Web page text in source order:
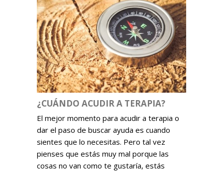
¿CUÁNDO ACUDIR A TERAPIA?
El mejor momento para acudir a terapia o
dar el paso de buscar ayuda es cuando
sientes que lo necesitas. Pero tal vez
pienses que estás muy mal porque las
cosas no van como te gustaría, estás